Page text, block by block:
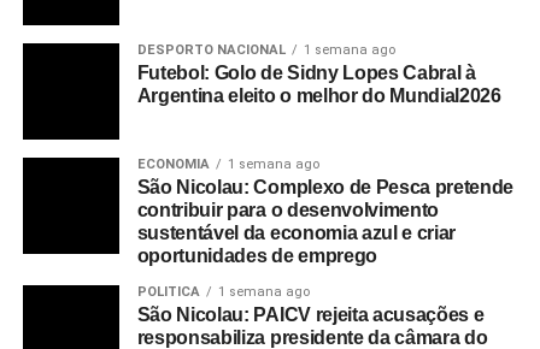
DESPORTO NACIONAL 1 semana ago
Futebol: Golo de Sidny Lopes Cabral à
Argentina eleito o melhor do Mundial2026
ECONOMIA 1 semana ago
São Nicolau: Complexo de Pesca pretende
contribuir para o desenvolvimento
sustentável da economia azul e criar
oportunidades de emprego
POLITICA 1 semana ago
São Nicolau: PAICV rejeita acusações e
responsabiliza presidente da câmara do